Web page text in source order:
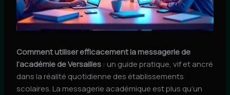
Comment utiliser efficacement la messagerie de
l’académie de Versailles : un guide pratique, vif et ancré
dans la réalité quotidienne des établissements
scolaires. La messagerie académique est plus qu’un